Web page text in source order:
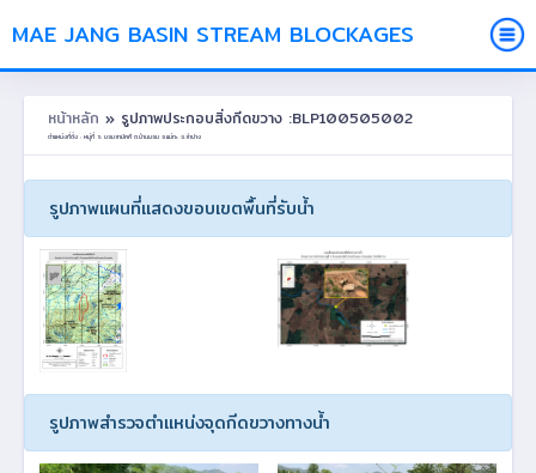
MAE JANG BASIN STREAM BLOCKAGES
หน้าหลัก » รูปภาพประกอบสิ่งกีดขวาง :BLP100505002
ตำแหน่งที่ตั้ง : หมู่ที่ 5 บอมสามัคคี ต.บ้านบอม อ.แม่ทะ จ.ลำปาง
รูปภาพแผนที่แสดงขอบเขตพื้นที่รับน้ำ
รูปภาพสำรวจตำแหน่งจุดกีดขวางทางน้ำ